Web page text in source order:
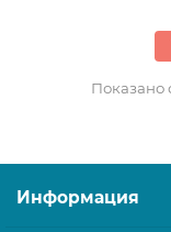
Показано
Информация